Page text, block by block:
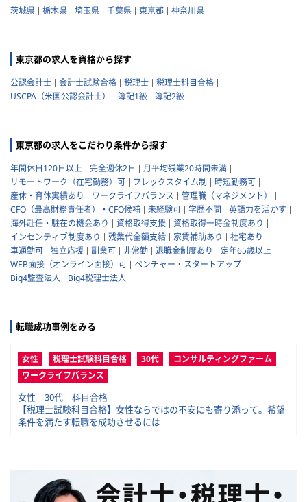
茨城県 栃木県 埼玉県 千葉県 東京都 神奈川県
東京都の求人を資格から探す
公認会計士 会計士試験合格 税理士
税理士科目合格
USCPA（米国公認会計士）
簿記1級 簿記2級
東京都の求人をこだわり条件から探す
年間休日120日以上 完全週休2日
月平均残業20時間未満
リモートワーク（在宅勤務）可
フレックスタイム制
時短勤務可
産休・育休実績あり
ワークライフバランス
管理職（マネジメント）
CFO（最高財務責任者）・CFO候補
未経験可 学歴不問
英語力を活かす
海外赴任・駐在の機会あり
資格取得支援
資格取得一時金制度あり
インセンティブ制度あり
残業代全額支給 家賃補助あり
社宅あり
車通勤可
独立応援 副業可 非常勤 退職金制度あり
定年65歳以上
WEB面接（オンライン面接）可
ベンチャー・スタートアップ
Big4監査法人
Big4税理士法人
転職成功事例をみる
女性 税理士試験科目合格 30代
コンサルティングファーム
ワークライフバランス
女性 30代 科目合格
【税理士試験科目合格】女性ならではの不安にも寄り添って。希望
条件を満たす転職を成功させるには